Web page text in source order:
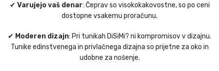
✔ Varujejo vaš denar: Čeprav so visokokakovostne, so po ceni
dostopne vsakemu proračunu.
✔ Moderen dizajn: Pri tunikah DiSiMi? ni kompromisov v dizajnu.
Tunike edinstvenega in privlačnega dizajna so prijetne za oko in
udobne za nošenje.